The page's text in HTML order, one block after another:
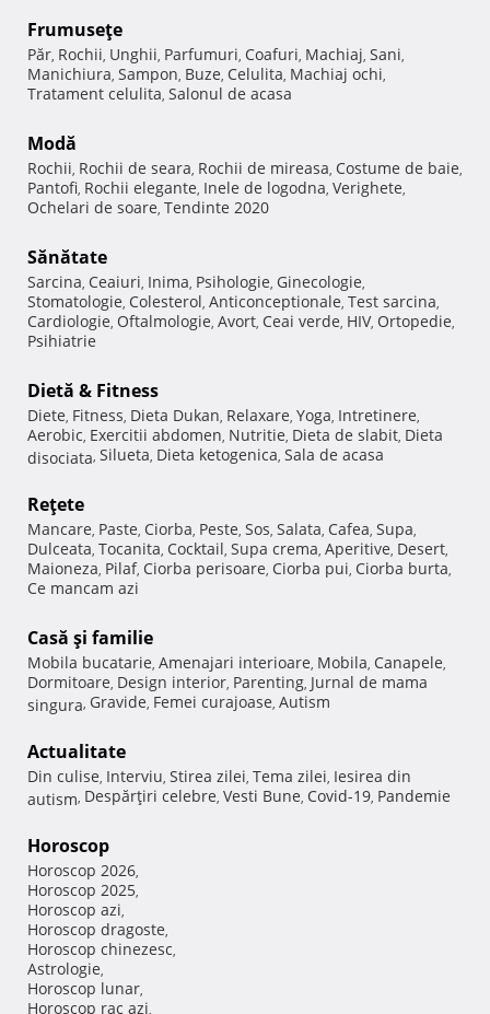
Frumuseţe
Păr, Rochii, Unghii, Parfumuri, Coafuri, Machiaj, Sani,
Manichiura, Sampon, Buze, Celulita, Machiaj ochi,
Tratament celulita, Salonul de acasa
Modă
Rochii, Rochii de seara, Rochii de mireasa, Costume de baie,
Pantofi, Rochii elegante, Inele de logodna, Verighete,
Ochelari de soare, Tendinte 2020
Sănătate
Sarcina, Ceaiuri, Inima, Psihologie, Ginecologie,
Stomatologie, Colesterol, Anticonceptionale, Test sarcina,
Cardiologie, Oftalmologie, Avort, Ceai verde, HIV, Ortopedie,
Psihiatrie
Dietă & Fitness
Diete, Fitness, Dieta Dukan, Relaxare, Yoga, Intretinere,
Aerobic, Exercitii abdomen, Nutritie, Dieta de slabit, Dieta
disociata, Silueta, Dieta ketogenica, Sala de acasa
Reţete
Mancare, Paste, Ciorba, Peste, Sos, Salata, Cafea, Supa,
Dulceata, Tocanita, Cocktail, Supa crema, Aperitive, Desert,
Maioneza, Pilaf, Ciorba perisoare, Ciorba pui, Ciorba burta,
Ce mancam azi
Casă şi familie
Mobila bucatarie, Amenajari interioare, Mobila, Canapele,
Dormitoare, Design interior, Parenting, Jurnal de mama
singura, Gravide, Femei curajoase, Autism
Actualitate
Din culise, Interviu, Stirea zilei, Tema zilei, Iesirea din
autism, Despărţiri celebre, Vesti Bune, Covid-19, Pandemie
Horoscop
Horoscop 2026,
Horoscop 2025,
Horoscop azi,
Horoscop dragoste,
Horoscop chinezesc,
Astrologie,
Horoscop lunar,
Horoscop rac azi,